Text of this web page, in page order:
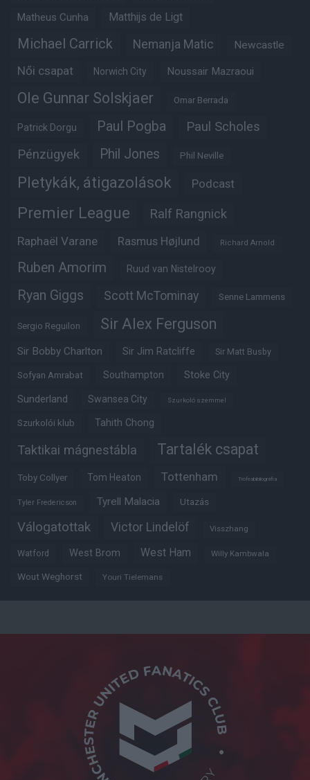
Matheus Cunha Matthijs de Ligt
Michael Carrick Nemanja Matic Newcastle
Női csapat Norwich City Noussair Mazraoui
Ole Gunnar Solskjaer Omar Berrada
Patrick Dorgu Paul Pogba Paul Scholes
Pénzügyek Phil Jones Phil Neville
Pletykák, átigazolások Podcast
Premier League Ralf Rangnick
Raphaël Varane Rasmus Højlund Richard Arnold
Ruben Amorim Ruud van Nistelrooy
Ryan Giggs Scott McTominay Senne Lammens
Sergio Reguilon Sir Alex Ferguson
Sir Bobby Charlton Sir Jim Ratcliffe Sir Matt Busby
Sofyan Amrabat Southampton Stoke City
Sunderland Swansea City Szurkoló szemmel
Szurkolói klub Tahith Chong
Taktikai mágnestábla Tartalék csapat
Toby Collyer Tom Heaton Tottenham Trófeabibliográfia
Tyler Fredericson Tyrell Malacia Utazás
Válogatottak Victor Lindelöf Visszhang
Watford West Brom West Ham Willy Kambwala
Wout Weghorst Youri Tielemans